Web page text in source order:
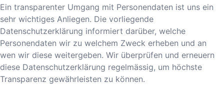
Ein transparenter Umgang mit Personendaten ist uns ein
sehr wichtiges Anliegen. Die vorliegende
Datenschutzerklärung informiert darüber, welche
Personendaten wir zu welchem Zweck erheben und an
wen wir diese weitergeben. Wir überprüfen und erneuern
diese Datenschutzerklärung regelmässig, um höchste
Transparenz gewährleisten zu können.